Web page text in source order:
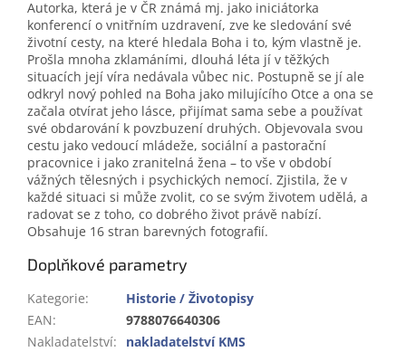
Autorka, která je v ČR známá mj. jako iniciátorka
konferencí o vnitřním uzdravení, zve ke sledování své
životní cesty, na které hledala Boha i to, kým vlastně je.
Prošla mnoha zklamáními, dlouhá léta jí v těžkých
situacích její víra nedávala vůbec nic. Postupně se jí ale
odkryl nový pohled na Boha jako milujícího Otce a ona se
začala otvírat jeho lásce, přijímat sama sebe a používat
své obdarování k povzbuzení druhých. Objevovala svou
cestu jako vedoucí mládeže, sociální a pastorační
pracovnice i jako zranitelná žena – to vše v období
vážných tělesných i psychických nemocí. Zjistila, že v
každé situaci si může zvolit, co se svým životem udělá, a
radovat se z toho, co dobrého život právě nabízí.
Obsahuje 16 stran barevných fotografií.
Doplňkové parametry
Kategorie:
Historie / Životopisy
EAN:
9788076640306
Nakladatelství:
nakladatelství KMS